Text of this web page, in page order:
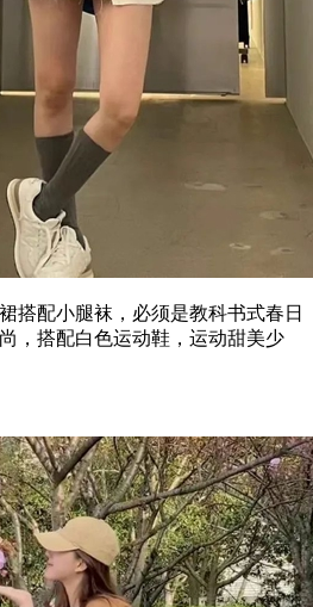
配小腿袜，必须是教科书式春日
，搭配白色运动鞋，运动甜美少